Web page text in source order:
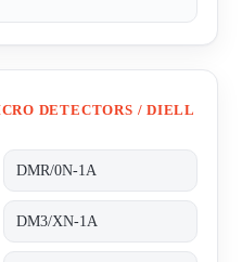
DETECTORS / DIELL
DMR/0N-1A
DM3/XN-1A